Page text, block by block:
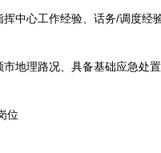
心工作经验、话务/调度经
理路况、具备基础应急处置
位